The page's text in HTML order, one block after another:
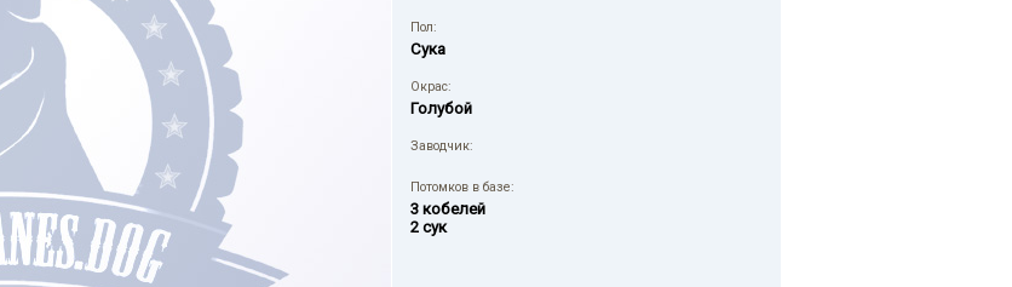
Пол:
Сука
Окрас:
Голубой
Заводчик:
Потомков в базе:
3 кобелей
2 сук